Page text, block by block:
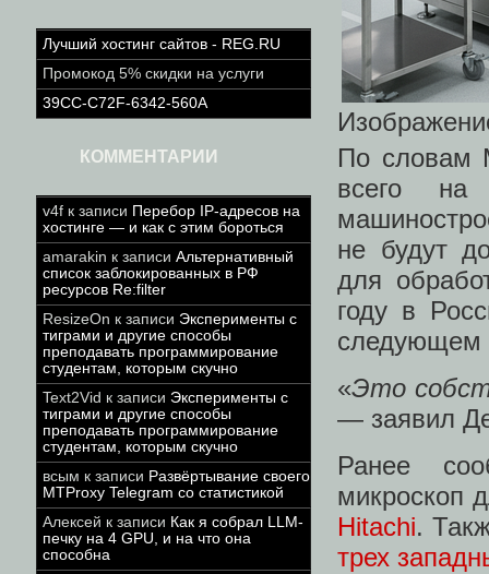
Лучший хостинг сайтов - REG.RU
Промокод 5% скидки на услуги
39CC-C72F-6342-560A
КОММЕНТАРИИ
v4f к записи Перебор IP-адресов на
хостинге — и как с этим бороться
amarakin к записи Альтернативный
список заблокированных в РФ
ресурсов Re:filter
ResizeOn к записи Эксперименты с
тиграми и другие способы
преподавать программирование
студентам, которым скучно
Text2Vid к записи Эксперименты с
тиграми и другие способы
преподавать программирование
студентам, которым скучно
всым к записи Развёртывание своего
MTProxy Telegram со статистикой
Алексей к записи Как я собрал LLM-
печку на 4 GPU, и на что она
способна
По словам
всего на
не будут
для
году в
следующем
«Это
— заявил
Ранее
микроскоп
Hitachi.
трех